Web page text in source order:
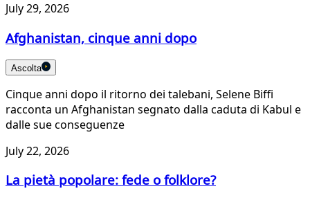
July 29, 2026
Afghanistan, cinque anni dopo
Ascolta
Cinque anni dopo il ritorno dei talebani, Selene Biffi
racconta un Afghanistan segnato dalla caduta di Kabul e
dalle sue conseguenze
July 22, 2026
La pietà popolare: fede o folklore?